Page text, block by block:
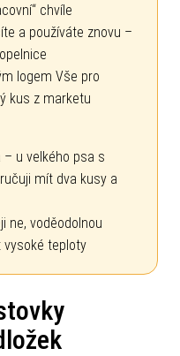
chvíle
a používáte znovu –
logem Vše pro
kus z marketu
u velkého psa s
mít dva kusy a
ne, voděodolnou
teploty